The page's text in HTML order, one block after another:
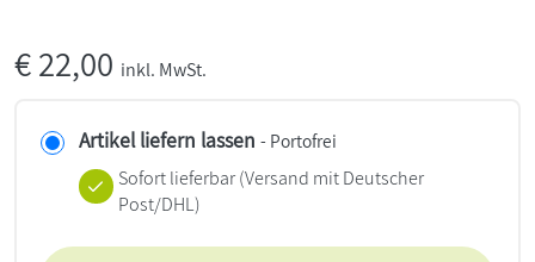
€22,00 inkl. MwSt.
Artikel liefern lassen - Portofrei
Sofort lieferbar(Versand mit Deutscher
Post/DHL)